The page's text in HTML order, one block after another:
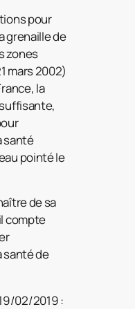
pour
grenaille de
zones
mars 2002)
la
santé
pointé le
de sa
compte
santé de
02/2019 :